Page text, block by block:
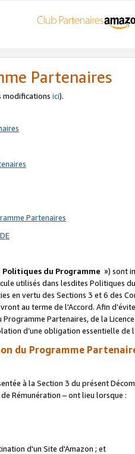
Partenaires
modifications ici).
Partenaires
Politiques du Programme ») sont
utilisés dans lesdites Politiques
en vertu des Sections 3 et 6 des
au terme de l'Accord. Afin
Partenaires, de la
d’une obligation essentielle de
du Programme
à la Section 3 du présent
Rémunération – ont lieu lorsque :
d'un Site d'Amazon ; et